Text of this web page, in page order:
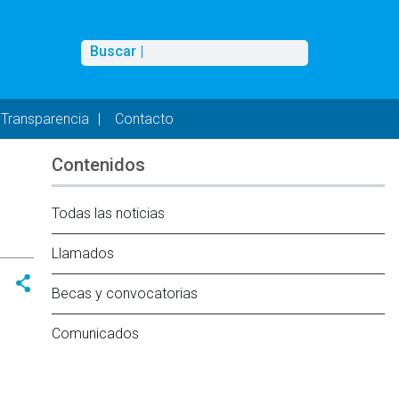
Buscar
Buscar |
Transparencia Contacto
Contenidos
Todas las noticias
Llamados
Becas y convocatorias
Comunicados